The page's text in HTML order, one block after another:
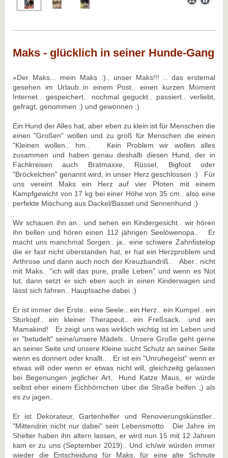
Maks - glücklich in seiner Hunde-Gang
»Der Maks... mein Maks :).. unser Maks!!! .. das erstemal
gesehen im Urlaub..in einem Post.. einen kurzen Moment
Internet.. gespeichert.. nochmal geguckt.. passiert.. verliebt,
gefragt, genommen :) und gewonnen :)
Ein Hund der Alles hat, aber eben zu klein ist für Menschen die
einen "Großen" wollen und zu groß für Menschen die einen
"Kleinen wollen.. hm.. Kein Problem wir wollen alles
zusammen und haben genau deshalb diesen Hund, der in
Fachkreisen auch Bratmaxxe, Rüssel, Bigfoot oder
"Bröckelchen" genannt wird, in unser Herz geschlossen :) Für
uns vereint Maks ein Herz auf vier Pfoten mit einem
Kampfgewicht von 17 kg bei einer Höhe von 35 cm.. also eine
perfekte Mischung aus Dackel/Basset und Sennenhund ;)
Wir schauen ihn an.. und sehen ein Kindergesicht.. wir hören
ihn bellen und hören einen 112 jährigen Seelöwenopa.. Er
macht uns manchmal Sorgen.. ja.. eine schwere Zahnfistelop
die er fast nicht überstanden hat, er hat ein Herzproblem und
Arthrose und dann auch noch der Kreuzbandriß.. Aber.. nicht
mit Maks.. "ich will das pure, pralle Leben" und wenn es Not
tut, dann setzt er sich eben auch in einen Kinderwagen und
lässt sich fahren.. Hauptsache dabei :)
Er ist immer der Erste.. eine Seele.. ein Herz.. ein Kumpel.. ein
Sturkopf.. ein kleiner Therapeut.. ein Freßsack.. und ein
Mamakind! Er zeigt uns was wirklich wichtig ist im Leben und
er "betudelt" seine/unsere Mädels.. Unsere Große geht gerne
an seiner Seite und unsere Kleine sucht Schutz an seiner Seite
wenn es donnert oder knallt.. Er ist ein "Unruhegeist" wenn er
etwas will oder wenn er etwas nicht will, gleichzeitg gelassen
bei Begenungen jeglicher Art.. Hund Katze Maus, er würde
selbst eher einem Eichhörnchen über die Straße helfen ;) als
es zu jagen..
Er ist Dekorateur, Gartenhelfer und Renovierungskünstler..
"Mittendrin nicht nur dabei" sein Lebensmotto Die Jahre im
Shelter haben ihn altern lassen, er wird nun 15 mit 12 Jahren
kam er zu uns (September 2019).. Und ich/wir würden immer
wieder die Entscheidung für Maks, für eine alte Schnute